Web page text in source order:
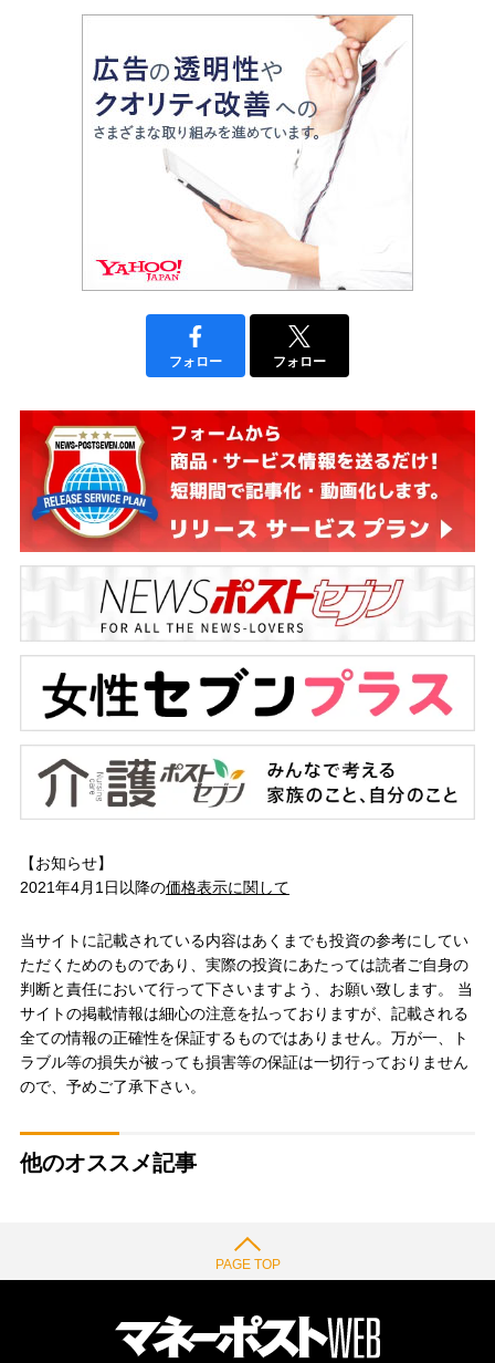
フォロー フォロー
【お知らせ】
2021年4月1日以降の価格表示に関して
当サイトに記載されている内容はあくまでも投資の参考にしてい
ただくためのものであり、実際の投資にあたっては読者ご自身の
判断と責任において行って下さいますよう、お願い致します。 当
サイトの掲載情報は細心の注意を払っておりますが、記載される
全ての情報の正確性を保証するものではありません。万が一、ト
ラブル等の損失が被っても損害等の保証は一切行っておりません
ので、予めご了承下さい。
他のオススメ記事
PAGE TOP